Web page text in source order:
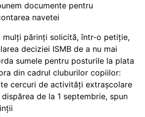
documente pentru
navetei
mulți părinți solicită, într-o petiție,
deciziei ISMB de a nu mai
sumele pentru posturile la plata
din cadrul cluburilor copiilor:
cercuri de activități extrașcolare
de la 1 septembrie, spun